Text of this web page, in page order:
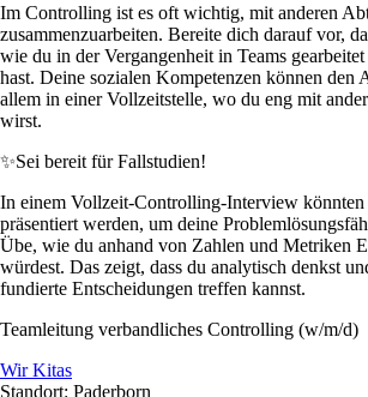
Im Controlling ist es oft wichtig, mit anderen
zusammenzuarbeiten. Bereite dich darauf vor,
wie du in der Vergangenheit in Teams
hast. Deine sozialen Kompetenzen können den
allem in einer Vollzeitstelle, wo du eng mit
wirst.
✨Sei bereit für Fallstudien!
In einem Vollzeit-Controlling-Interview könnten
präsentiert werden, um deine
Übe, wie du anhand von Zahlen und Metriken
würdest. Das zeigt, dass du analytisch denkst
fundierte Entscheidungen treffen kannst.
Teamleitung verbandliches Controlling (w/m/d)
Wir Kitas
Standort: Paderborn